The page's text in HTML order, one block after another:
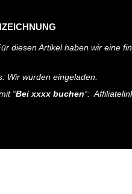
diesen Artikel haben wir eine
Wir wurden eingeladen.
“Bei xxxx buchen“: